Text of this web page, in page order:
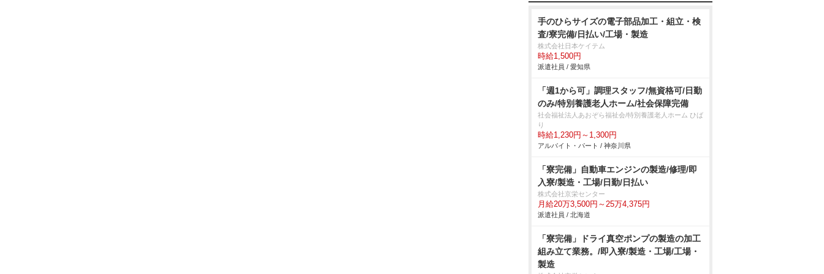
手のひらサイズの電子部品加工・組立・検
査/寮完備/日払い/工場・製造
株式会社日本ケイテム
時給1,500円
派遣社員 / 愛知県
「週1から可」調理スタッフ/無資格可/日勤
のみ/特別養護老人ホーム/社会保障完備
社会福祉法人あおぞら福祉会/特別養護老人ホーム ひば
り
時給1,230円～1,300円
アルバイト・パート / 神奈川県
「寮完備」自動車エンジンの製造/修理/即
入寮/製造・工場/日勤/日払い
株式会社京栄センター
月給20万3,500円～25万4,375円
派遣社員 / 北海道
「寮完備」ドライ真空ポンプの製造の加工
組み立て業務。/即入寮/製造・工場/工場・
製造